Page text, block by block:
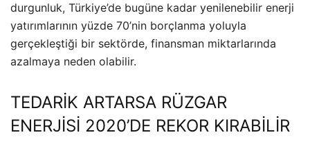
durgunluk, Türkiye’de bugüne kadar yenilenebilir enerji
yatırımlarının yüzde 70’nin borçlanma yoluyla
gerçekleştiği bir sektörde, finansman miktarlarında
azalmaya neden olabilir.
TEDARİK ARTARSA RÜZGAR
ENERJİSİ 2020’DE REKOR KIRABİLİR